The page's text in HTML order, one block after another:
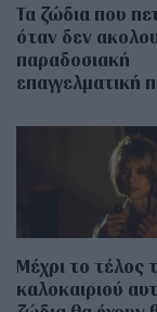
Τα ζώδια που
όταν δεν
παραδοσιακή
επαγγελματική
Μέχρι το τέλος
καλοκαιριού